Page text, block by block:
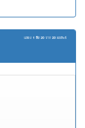
แสดง 1 ถึง 20 จาก 20 ผลลัพธ์